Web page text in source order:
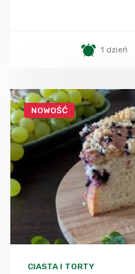
1 dzień
NOWOŚĆ
CIASTA I TORTY